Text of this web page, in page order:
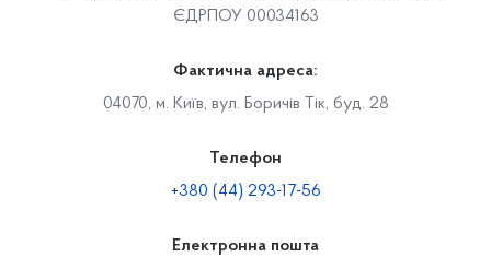
ЄДРПОУ 00034163
Фактична адреса:
04070, м. Київ, вул. Боричів Тік, буд. 28
Телефон
+380 (44) 293-17-56
Електронна пошта